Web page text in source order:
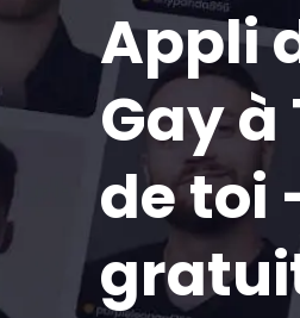
Appli
Gay à
de toi